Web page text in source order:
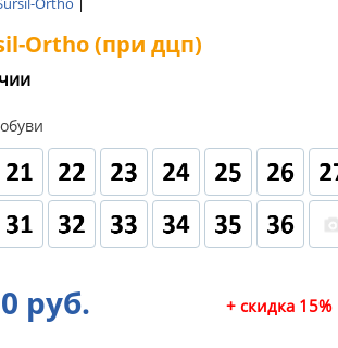
Ortho (при дцп)
руб. + скидка 15%